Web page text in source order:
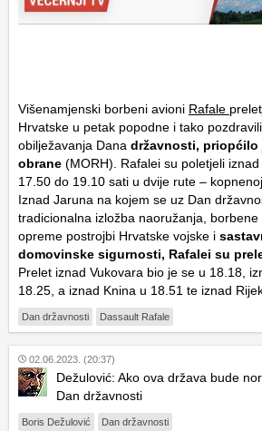
Višenamjenski borbeni avioni Rafale
Hrvatske u petak popodne i tako
obilježavanja Dana državnosti, priopćilo
obrane (MORH). Rafalei su poletjeli
17.50 do 19.10 sati u dvije rute –
Iznad Jaruna na kojem se uz Dan
tradicionalna izložba naoružanja,
opreme postrojbi Hrvatske vojske i
domovinske sigurnosti, Rafalei su
Prelet iznad Vukovara bio je se u 18.18,
18.25, a iznad Knina u 18.51 te iznad
Dan državnosti Dassault Rafale
02.06.2023. (20:37)
Dežulović: Ako ova država bude
Dan državnosti
Boris Dežulović Dan državnosti